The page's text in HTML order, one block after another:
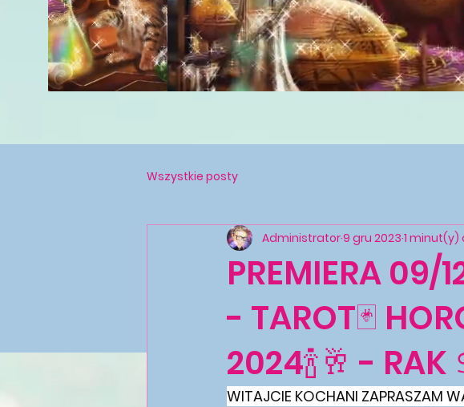
Wszystkie posty
PREMIERA 09/
- TAROT🃏
2024🍾🥂 - RAK
Administrator9 gru 2023 1
WITAJCIE KOCHANI ZAPRASZAM